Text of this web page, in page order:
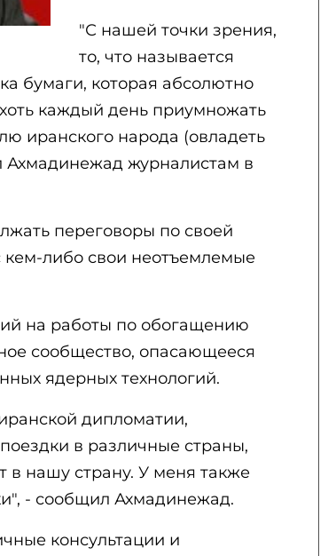
"С нашей точки зрения,
то, что называется
бумаги, которая абсолютно
каждый день приумножать
иранского народа (овладеть
Ахмадинежад журналистам в
переговоры по своей
либо свои неотъемлемые
на работы по обогащению
сообщество, опасающееся
ядерных технологий.
дипломатии,
в различные страны,
в нашу страну. У меня также
- сообщил Ахмадинежад.
консультации и